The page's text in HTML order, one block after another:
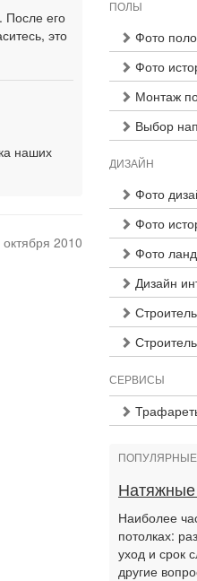
После его
это
наших
2010
ПОЛЫ
Фото
Фото
Монтаж
Выбор
ДИЗАЙН
Фото
Фото
Фото
Дизайн
СЕРВИСЫ
Наиболее
потолках:
уход и срок
другие